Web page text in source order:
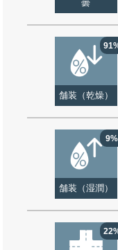
曇
舗装（乾燥）
9%
舗装（湿潤）